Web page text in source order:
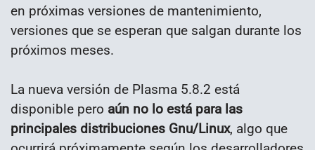
en próximas versiones de mantenimiento,
versiones que se esperan que salgan durante los
próximos meses.
La nueva versión de Plasma 5.8.2 está
disponible pero aún no lo está para las
principales distribuciones Gnu/Linux, algo que